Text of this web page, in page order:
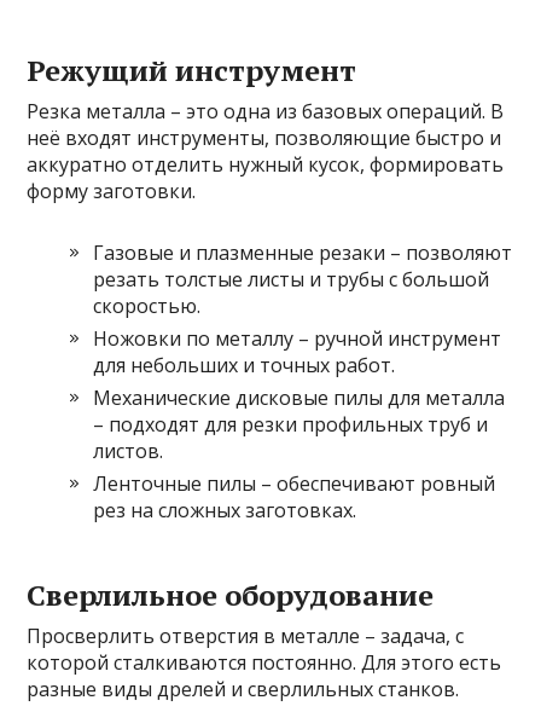
Режущий инструмент
Резка металла – это одна из базовых операций. В
неё входят инструменты, позволяющие быстро и
аккуратно отделить нужный кусок, формировать
форму заготовки.
Газовые и плазменные резаки – позволяют
резать толстые листы и трубы с большой
скоростью.
Ножовки по металлу – ручной инструмент
для небольших и точных работ.
Механические дисковые пилы для металла
– подходят для резки профильных труб и
листов.
Ленточные пилы – обеспечивают ровный
рез на сложных заготовках.
Сверлильное оборудование
Просверлить отверстия в металле – задача, с
которой сталкиваются постоянно. Для этого есть
разные виды дрелей и сверлильных станков.